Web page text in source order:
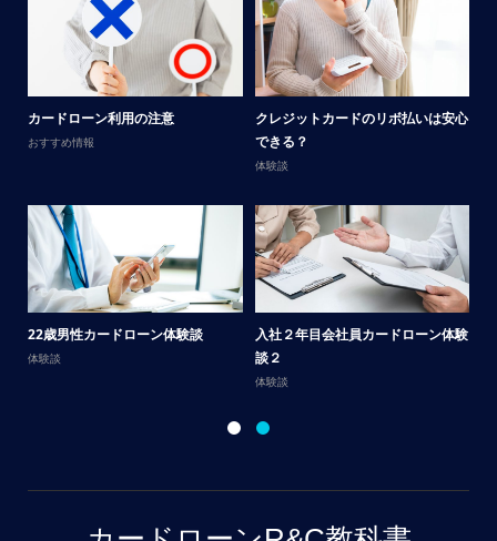
カードローン利用の注意
おすすめ情報
クレジットカードのリボ払いは安心
できる？
体験談
22歳男性カードローン体験談
体験談
入社２年目会社員カードローン体験
談２
体験談